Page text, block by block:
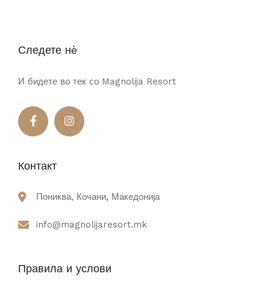
Следете нè
И бидете во тек со Magnolija Resort
Контакт
Пониква, Кочани, Македонија
info@magnolijaresort.mk
Правила и услови